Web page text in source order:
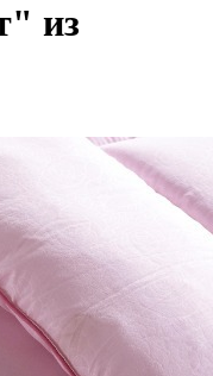
из